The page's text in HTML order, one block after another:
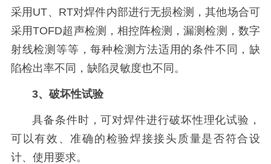
采用UT、RT对焊件内部进行无损检测，其他场合可
采用TOFD超声检测，相控阵检测，漏测检测，数字
射线检测等等，每种检测方法适用的条件不同，缺
陷检出率不同，缺陷灵敏度也不同。
3、破坏性试验
具备条件时，可对焊件进行破坏性理化试验，
可以有效、准确的检验焊接接头质量是否符合设
计、使用要求。